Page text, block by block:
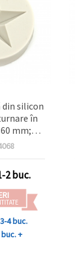
silicon
în
mm;
mm –
lut
gips
2 buc.
3-4 buc.
+